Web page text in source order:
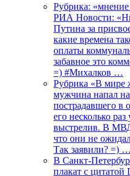
Рубрика:
РИА Новости:
Путина за
какие времена
оплаты
забавное это
=) #Михалков …
Рубрика «В мире
мужчина напал
пострадавшего в
его несколько
выстрелив. В
что они не
Так заявили? =) …
В Санкт-
плакат с цитатой